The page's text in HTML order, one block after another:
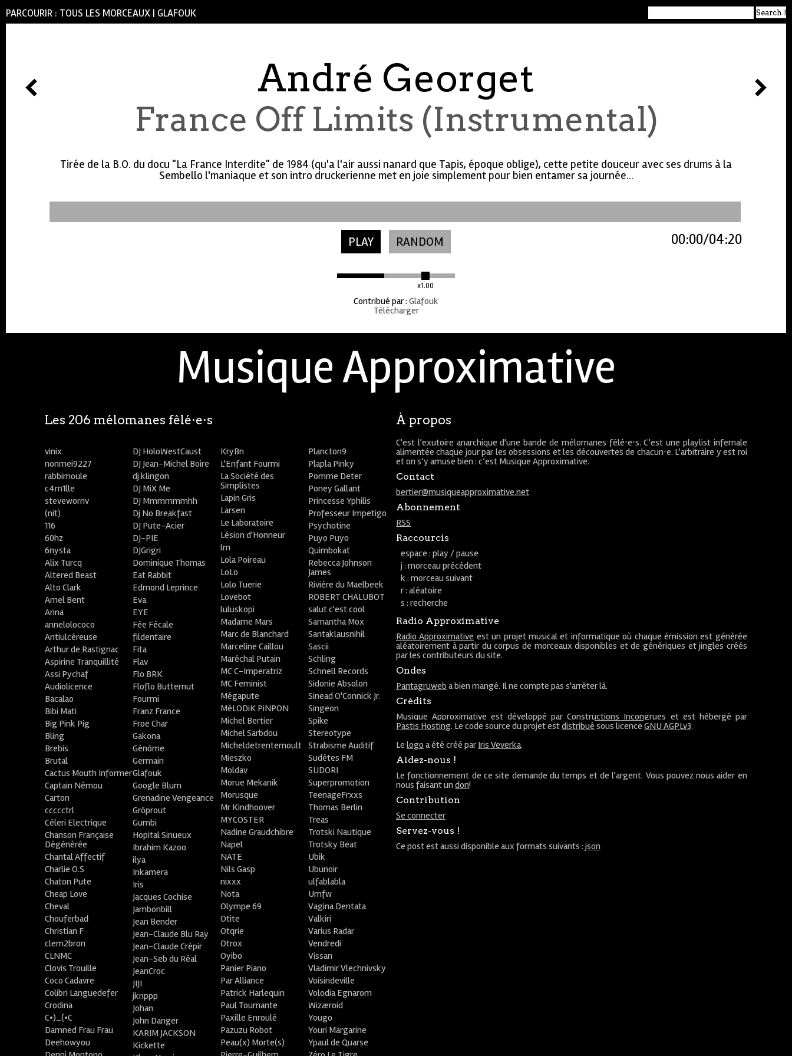
PARCOURIR : TOUS LES MORCEAUX | GLAFOUK
André Georget
France Off Limits (Instrumental)
Tirée de la B.O. du docu "La France Interdite" de 1984 (qu'a l'air aussi nanard que Tapis, époque oblige), cette petite douceur avec ses drums à la
Sembello l'maniaque et son intro druckerienne met en joie simplement pour bien entamer sa journée...
PLAY RANDOM
x1.00
04:20
00:00
Contribué par: Glafouk
Télécharger
Musique Approximative
À propos
C'est l'exutoire anarchique d'une bande de mélomanes fêlé⋅e⋅s. C’est une playlist infernale
alimentée chaque jour par les obsessions et les découvertes de chacun⋅e. L’arbitraire y est roi
et on s’y amuse bien : c’est Musique Approximative.
Contact
bertier@musiqueapproximative.net
Abonnement
RSS
Raccourcis
espace : play / pause
j : morceau précédent
k : morceau suivant
r : aléatoire
s : recherche
Radio Approximative
Radio Approximative est un projet musical et informatique où chaque émission est générée
aléatoirement à partir du corpus de morceaux disponibles et de génériques et jingles créés
par les contributeurs du site.
Ondes
Pantagruweb a bien mangé. Il ne compte pas s'arrêter là.
Crédits
Musique Approximative est développé parConstructions Incongrues et est hébergé par
Pastis Hosting. Le code source du projet estdistribué sous licence GNU AGPLv3.
Le logo a été créé par Iris Veverka.
Aidez-nous !
Le fonctionnement de ce site demande du temps et de l'argent. Vous pouvez nous aider en
nous faisant undon!
Contribution
Se connecter
Servez-vous !
Ce post est aussi disponible aux formats suivants : json
Les 206 mélomanes fêlé⋅e⋅s
vinix
nonmei9227
rabbimoule
c4m1lle
stevewornv
(nit)
116
60hz
6nysta
Alix Turcq
Altered Beast
Alto Clark
Amel Bent
Anna
annelolococo
Antiulcéreuse
Arthur de Rastignac
Aspirine Tranquillité
Assi Pychaf
Audiolicence
Bacalao
Bibi Mati
Big Pink Pig
Bling
Brebis
Brutal
Cactus Mouth Informer
Captain Némou
Carton
ccccctrl
Céleri Electrique
Chanson Française
Dégénérée
Chantal Affectif
Charlie O.S
Chaton Pute
Cheap Love
Cheval
Chouferbad
Christian F
clem2bron
CLNMC
Clovis Trouille
Coco Cadavre
Colibri Languedefer
Crodina
C•)_(•C
Damned Frau Frau
Deehowyou
DJ HoloWestCaust
DJ Jean-Michel Boire
dj klingon
DJ MiX Me
DJ Mmmmmmhh
Dj No Breakfast
DJ Pute-Acier
DJ-PIE
DJGrigri
Dominique Thomas
Eat Rabbit
Edmond Leprince
Eva
EYE
Fée Fécale
fildentaire
Fita
Flav
Flo BRK
Floflo Butternut
Fourmi
Franz France
Froe Char
Gakona
Génôme
Germain
Glafouk
Google Blum
Grenadine Vengeance
Grôprout
Gumbi
Hopital Sinueux
Ibrahim Kazoo
ilya
Inkamera
Iris
Jacques Cochise
Jambonbill
Jean Bender
Jean-Claude Blu Ray
Jean-Claude Crépir
Jean-Seb du Réal
JeanCroc
JIJI
jknppp
Johan
John Danger
KARIM JACKSON
Kickette
KryBn
L'Enfant Fourmi
La Société des
Simplistes
Lapin Gris
Larsen
Le Laboratoire
Lésion d'Honneur
lm
Lola Poireau
LoLo
Lolo Tuerie
Lovebot
luluskopi
Madame Mars
Marc de Blanchard
Marceline Caillou
Maréchal Putain
MC C-Imperatriz
MC Feminist
Mégapute
MéLODiK PiNPON
Michel Bertier
Michel Sarbdou
Micheldetrentemoult
Mieszko
Moldav
Morue Mekanik
Morusque
Mr Kindhoover
MYCOSTER
Nadine Graudchibre
Napel
NATE
Nils Gasp
nixxx
Nota
Olympe 69
Otite
Otqrie
Otrox
Oyibo
Panier Piano
Par Alliance
Patrick Harlequin
Paul Tournante
Paxille Enroulé
Pazuzu Robot
Peau(x) Morte(s)
Plancton9
Plapla Pinky
Pomme Deter
Poney Gallant
Princesse Yphilis
Professeur Impetigo
Psychotine
Puyo Puyo
Quimbokat
Rebecca Johnson
James
Rivière du Maelbeek
ROBERT CHALUBOT
salut c'est cool
Samantha Mox
Santaklausnihil
Sascii
Schling
Schnell Records
Sidonie Absolon
Sinead O'Connick Jr.
Singeon
Spike
Stereotype
Strabisme Auditif
Sudètes FM
SUDORI
Superpromotion
TeenageFrxxs
Thomas Berlin
Treas
Trotski Nautique
Trotsky Beat
Ubik
Ubunoir
ulfablabla
Umfw
Vagina Dentata
Valkiri
Varius Radar
Vendredi
Vissan
Vladimir Vlechnivsky
Voisindeville
Volodia Egnarom
Wizæroid
Yougo
Youri Margarine
Ypaul de Quarse